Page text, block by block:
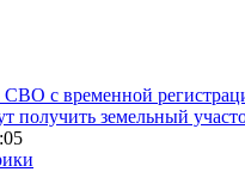
СВО с временной
получить земельный